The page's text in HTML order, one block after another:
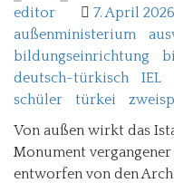
editor 7. April 2026
außenministerium
bildungseinrichtung
deutsch-türkisch
IEL
schüler
türkei
Von außen wirkt das
Monument vergangener
entworfen von den